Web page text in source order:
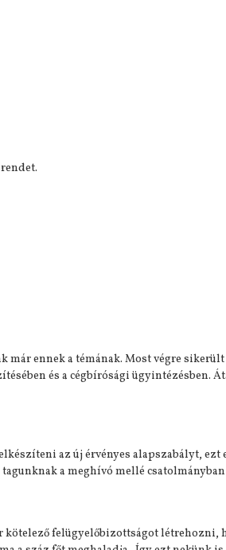
ennek a témának. Most végre
és a cégbírósági ügyintézésben.
az új érvényes alapszabályt, ezt
a meghívó mellé
felügyelőbizottságot létrehozni,